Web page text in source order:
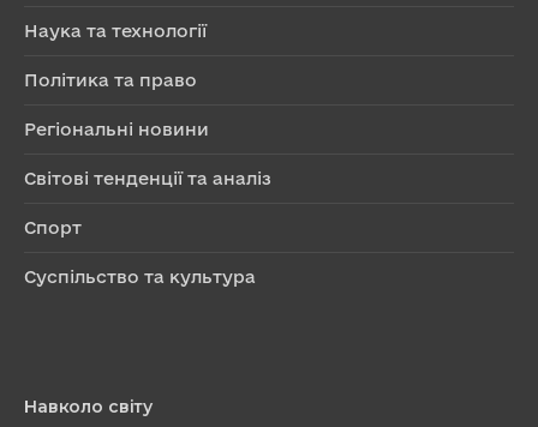
Наука та технології
Політика та право
Регіональні новини
Світові тенденції та аналіз
Спорт
Суспільство та культура
Навколо світу